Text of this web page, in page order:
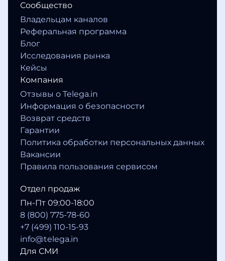
Сообщество
Владельцам каналов
Реферальная программа
Блог
Исследования рынка
Кейсы
Компания
Отзывы о Telega.in
Информация о безопасности
Возврат средств
Гарантии
Политика обработки персональных данных
Вакансии
Правила пользования сервисом
Отдел продаж
Пн-Пт 09:00-18:00
8 (800) 775-78-60
+7 (499) 110-15-93
info@telega.in
Для СМИ